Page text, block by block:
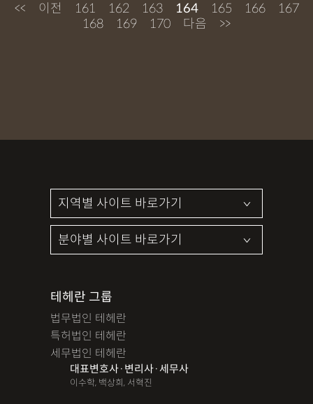
<< 이전 161 162 163 164 165 166
167
168
169 170 다음 >>
테헤란 그룹
법무법인 테헤란
특허법인 테헤란
세무법인 테헤란
대표변호사·변리사·세무사
이수학, 백상희, 서혁진